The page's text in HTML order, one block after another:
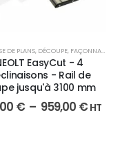
DE PLANS, DÉCOUPE, FAÇONNAGE
EasyCut - 4
- Rail de
jusqu'à 3100 mm
€ – 959,00 € HT